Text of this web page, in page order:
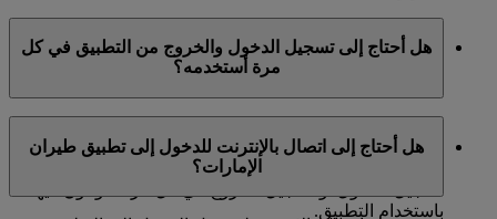
هل أحتاج إلى تسجيل الدخول والخروج من التطبيق في كل
مرة أستخدمه؟
والتفاصيل الخاصة بكم في المرة الأولى التي تقومون فيها
باستخدام التطبيق - وبعد ذلك يمكنكم إما البقاء في حالة
باستخدام التطبيق.
هل أحتاج إلى اتصال بالإنترنت للدخول إلى تطبيق طيران
الإمارات؟